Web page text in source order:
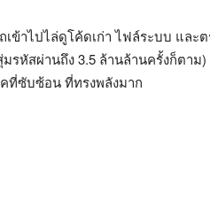
เข้าไปไล่ดูโค้ดเก่า ไฟล์ระบบ แล
รหัสผ่านถึง 3.5 ล้านล้านครั้งก็ตาม
ที่ซับซ้อน ที่ทรงพลังมาก